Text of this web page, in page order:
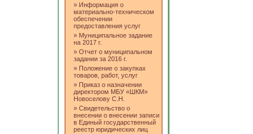
» Информация о
материально-техническом
обеспечении
предоставления услуг
» Муниципальное задание
на 2017 г.
» Отчет о муниципальном
задании за 2016 г.
» Положение о закупках
товаров, работ, услуг
» Приказ о назначении
директором МБУ «ШКМ»
Новоселову С.Н.
» Свидетельство о
внесении о внесении записи
в Единый государственный
реестр юридических лиц